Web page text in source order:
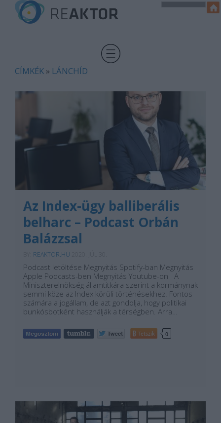
CÍMKÉK » LÁNCHÍD
Az Index-ügy balliberális
belharc – Podcast Orbán
Balázzsal
REAKTOR.HU
Podcast letöltése Megnyitás Spotify-ban Megnyitás
Apple Podcasts-ben Megnyitás Youtube-on A
Miniszterelnökség államtitkára szerint a kormánynak
semmi köze az Index körüli történésekhez. Fontos
számára a jogállam, de azt gondolja, hogy politikai
bunkósbotként használják a térségben. Arra…
Tetszik 0